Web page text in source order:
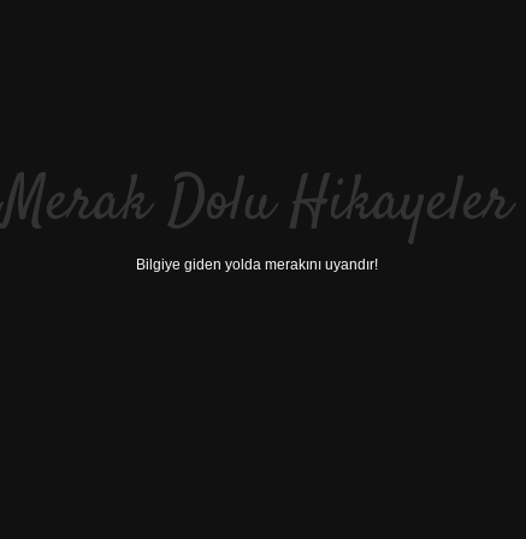
Merak Dolu Hikayeler
Bilgiye giden yolda merakını uyandır!